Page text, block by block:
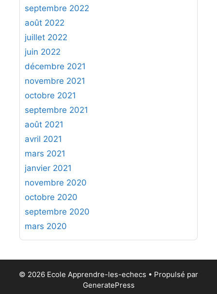
septembre 2022
août 2022
juillet 2022
juin 2022
décembre 2021
novembre 2021
octobre 2021
septembre 2021
août 2021
avril 2021
mars 2021
janvier 2021
novembre 2020
octobre 2020
septembre 2020
mars 2020
© 2026 Ecole Apprendre-les-echecs • Propulsé par
GeneratePress